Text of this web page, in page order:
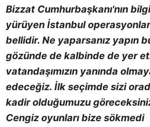
Bizzat Cumhurbaşkanı'nın
yürüyen İstanbul
bellidir. Ne yaparsanız yapın
gözünde de kalbinde de yer
vatandaşımızın yanında
edeceğiz. İlk seçimde sizi
kadir olduğumuzu
Cengiz oyunları bize sökmedi